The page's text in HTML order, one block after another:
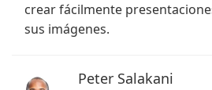
crear fácilmente
sus imágenes.
Peter Salakani